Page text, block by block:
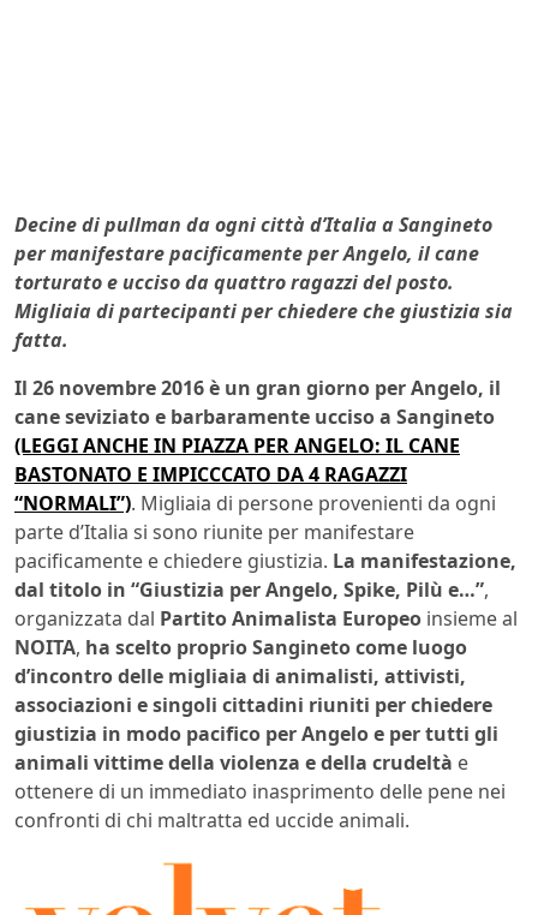
Decine di pullman da ogni città d’Italia a Sangineto
per manifestare pacificamente per Angelo, il cane
torturato e ucciso da quattro ragazzi del posto.
Migliaia di partecipanti per chiedere che giustizia sia
fatta.
Il 26 novembre 2016 è un gran giorno per Angelo, il
cane seviziato e barbaramente ucciso a Sangineto
(LEGGI ANCHE IN PIAZZA PER ANGELO: IL CANE
BASTONATO E IMPICCCATO DA 4 RAGAZZI
“NORMALI”). Migliaia di persone provenienti da ogni
parte d’Italia si sono riunite per manifestare
pacificamente e chiedere giustizia. La manifestazione,
dal titolo in “Giustizia per Angelo, Spike, Pilù e…”,
organizzata dal Partito Animalista Europeo insieme al
NOITA, ha scelto proprio Sangineto come luogo
d’incontro delle migliaia di animalisti, attivisti,
associazioni e singoli cittadini riuniti per chiedere
giustizia in modo pacifico per Angelo e per tutti gli
animali vittime della violenza e della crudeltà e
ottenere di un immediato inasprimento delle pene nei
confronti di chi maltratta ed uccide animali.